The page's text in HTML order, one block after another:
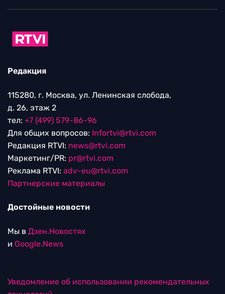
Редакция
115280, г. Москва, ул. Ленинская слобода,
д. 26, этаж 2
тел: +7 (499) 579-86-96
Для общих вопросов: Infortvi@rtvi.com
Редакция RTVI: news@rtvi.com
Маркетинг/PR: pr@rtvi.com
Реклама RTVI: adv-eu@rtvi.com
Партнерские материалы
Достойные новости
Мы в Дзен.Новостях
и Google.News
Уведомление об использовании рекомендательных